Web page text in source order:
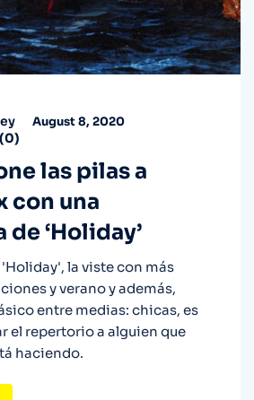
August 8, 2020
0)
las pilas a
con una
‘Holiday’
'Holiday', la viste con más
y verano y además,
entre medias: chicas, es
el repertorio a alguien que
haciendo.